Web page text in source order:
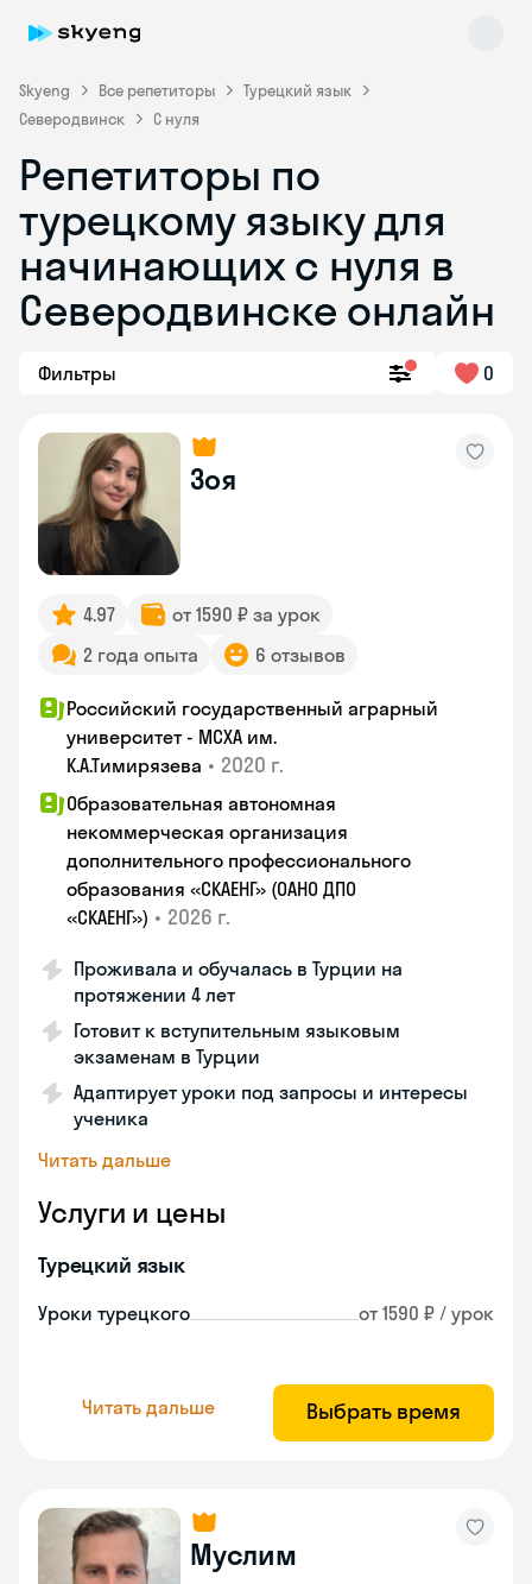
Skyeng Все репетиторы
Турецкий язык
Северодвинск
С нуля
Репетиторы по
турецкому языку для
начинающих с нуля в
Северодвинске онлайн
Фильтры 0
Зоя
4.97
от 1590 ₽ за урок
2 года опыта
6 отзывов
Российский государственный аграрный
университет - МСХА им.
К.А.Тимирязева • 2020 г.
Образовательная автономная
некоммерческая организация
дополнительного профессионального
образования «СКАЕНГ» (ОАНО ДПО
«СКАЕНГ») • 2026 г.
Проживала и обучалась в Турции на
протяжении 4 лет
Готовит к вступительным языковым
экзаменам в Турции
Адаптирует уроки под запросы и интересы
ученика
Читать дальше
Услуги и цены
Турецкий язык
Уроки турецкого от 1590 ₽ / урок
Читать дальше Выбрать время
Муслим
Skyeng Chat
online